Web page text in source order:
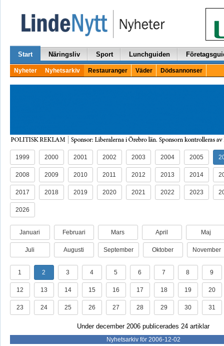
Start Näringsliv Sport Lunchguiden
Nyheter Nyhetsarkiv Restauranger Väder Dödsannonser
1999 2000 2001 2002 2003 2004 2005
2008 2009 2010 2011 2012 2013 2014
2017 2018 2019 2020 2021 2022 2023
2026
Januari Februari Mars April Maj
Juli Augusti September Oktober November
1 2 3 4 5 6 7 8 9
12 13 14 15 16 17 18 19 20
23 24 25 26 27 28 29 30 31
Under december 2006 publicerades 24 artiklar
Nyhetsarkiv för 2006-12-02